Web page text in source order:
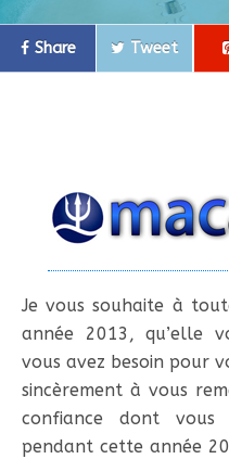
Share Tweet
Je vous souhaite à
année 2013, qu’elle
vous avez besoin pour
sincèrement à vous
confiance dont
pendant cette année